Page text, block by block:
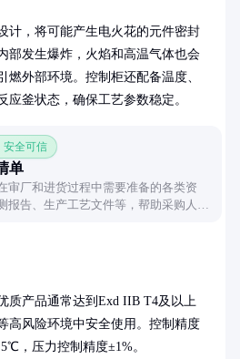
计，将可能产生电火花的元件密封
部发生爆炸，火焰和高温气体也会
燃外部环境。控制柜还配备温度、
应釜状态，确保工艺参数稳定。
安全可信
单
审厂和进货过程中需要准备的各类资
报告、生产工艺文件等，帮助采购人员
质产品通常达到Exd IIB T4及以上
高风险环境中安全使用。控制精度
，压力控制精度±1%。